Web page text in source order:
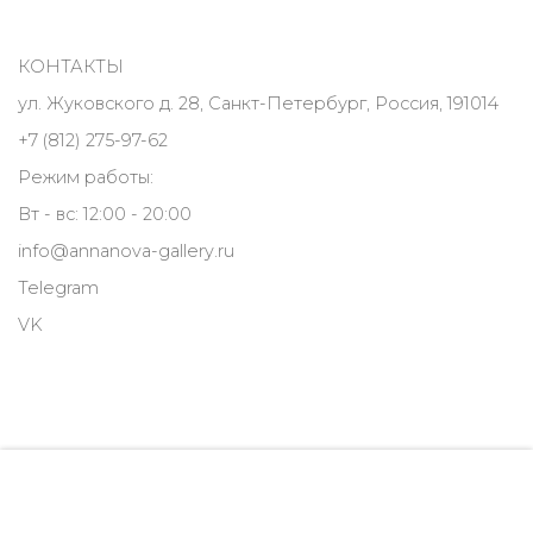
КОНТАКТЫ
ул. Жуковского д. 28, Санкт-Петербург, Россия, 191014
+7 (812) 275-97-62
Режим работы:
Вт - вс: 12:00 - 20:00
info@annanova-gallery.ru
Telegram
VK